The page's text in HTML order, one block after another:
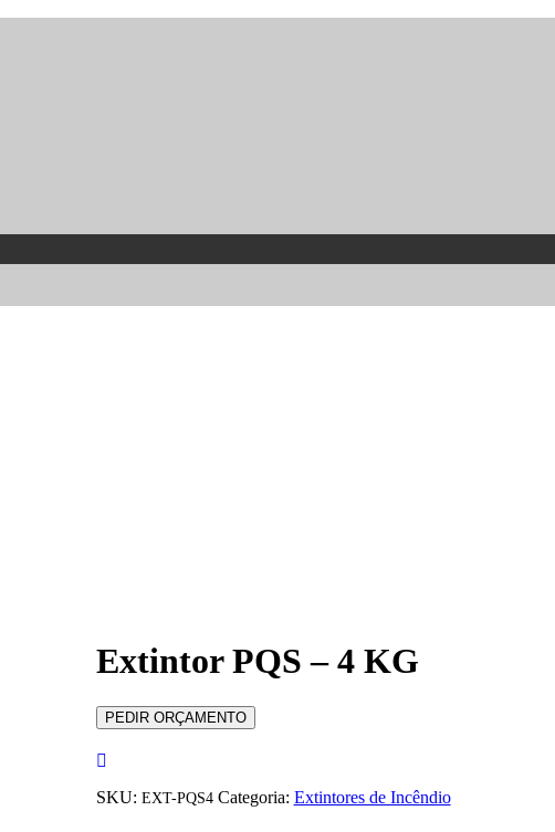
Extintor PQS – 4 KG
PEDIR ORÇAMENTO
SKU: EXT-PQS4 Categoria: Extintores de Incêndio